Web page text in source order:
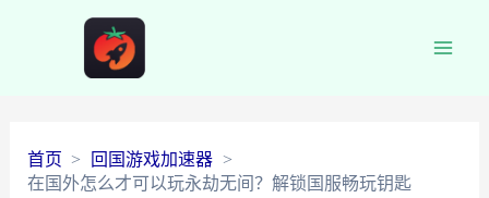
首页
回国游戏加速器
在国外怎么才可以玩永劫无间？解锁国服畅玩钥匙